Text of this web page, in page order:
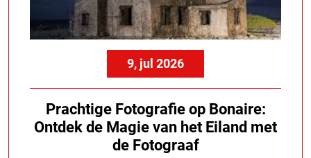
9, jul 2026
Prachtige Fotografie op Bonaire:
Ontdek de Magie van het Eiland met
de Fotograaf